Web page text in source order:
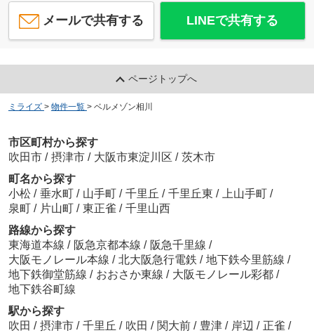
メールで共有する LINEで共有する
ページトップへ
ミライズ > 物件一覧 > ベルメゾン相川
市区町村から探す
吹田市 / 摂津市 / 大阪市東淀川区 / 茨木市
町名から探す
小松 / 垂水町 / 山手町 / 千里丘 / 千里丘東 / 上山手町 /
泉町 / 片山町 / 東正雀 / 千里山西
路線から探す
東海道本線 / 阪急京都本線 / 阪急千里線 /
大阪モノレール本線 / 北大阪急行電鉄 / 地下鉄今里筋線 /
地下鉄御堂筋線 / おおさか東線 / 大阪モノレール彩都 /
地下鉄谷町線
駅から探す
吹田 / 摂津市 / 千里丘 / 吹田 / 関大前 / 豊津 / 岸辺 / 正雀 /